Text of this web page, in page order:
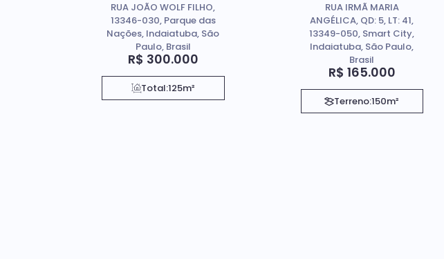
Indaiatuba Sp
R$ 300.000
RUA JOÃO WOLF FILHO,
13346-030, Parque das
Nações, Indaiatuba, São
Paulo, Brasil
Total:125m²
Indaiatuba SP
R$ 165.000
RUA IRMÃ MARIA
ANGÉLICA, QD: 5, LT: 41,
13349-050, Smart City,
Indaiatuba, São Paulo,
Brasil
Terreno:150m²